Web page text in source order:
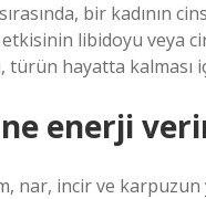
bir kadının
libidoyu veya
türün hayatta kalması
enerji
nar, incir ve